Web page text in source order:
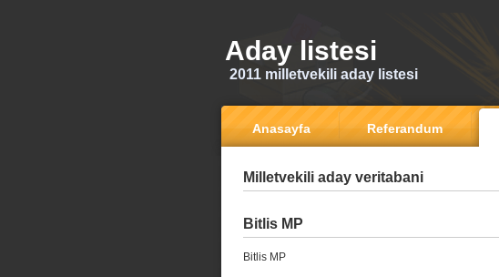
Aday listesi
2011 milletvekili aday listesi
Anasayfa Referandum
Milletvekili aday veritabani
Bitlis MP
Bitlis MP